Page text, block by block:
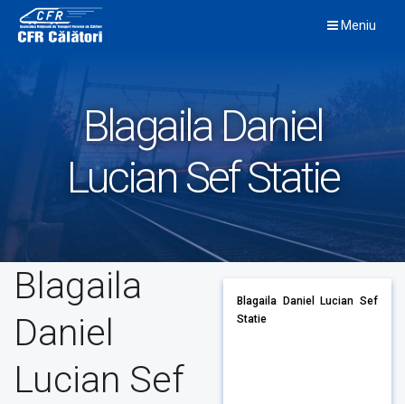
content
Meniu
Blagaila Daniel
Lucian Sef Statie
Blagaila
Daniel
Lucian Sef
Blagaila Daniel Lucian Sef
Statie